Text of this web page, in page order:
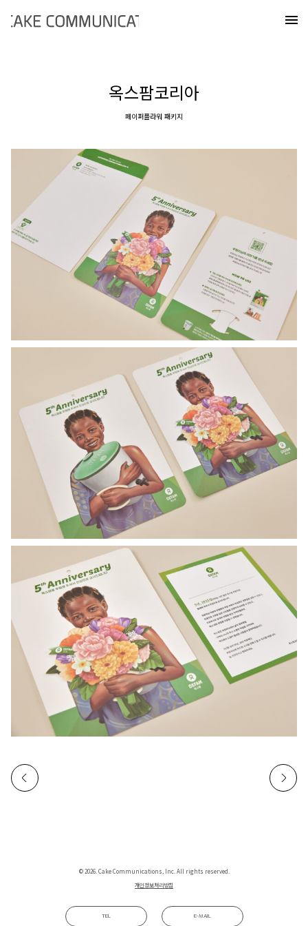
케이크커뮤니케이션즈 메
옥스팜코리아
페이퍼플라워 패키지
© 2026. Cake Communications, Inc. All rights reserved.
개인정보처리방침
TEL E-MAIL